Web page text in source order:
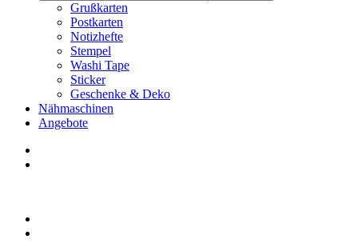
Grußkarten
Postkarten
Notizhefte
Stempel
Washi Tape
Sticker
Geschenke & Deko
Nähmaschinen
Angebote